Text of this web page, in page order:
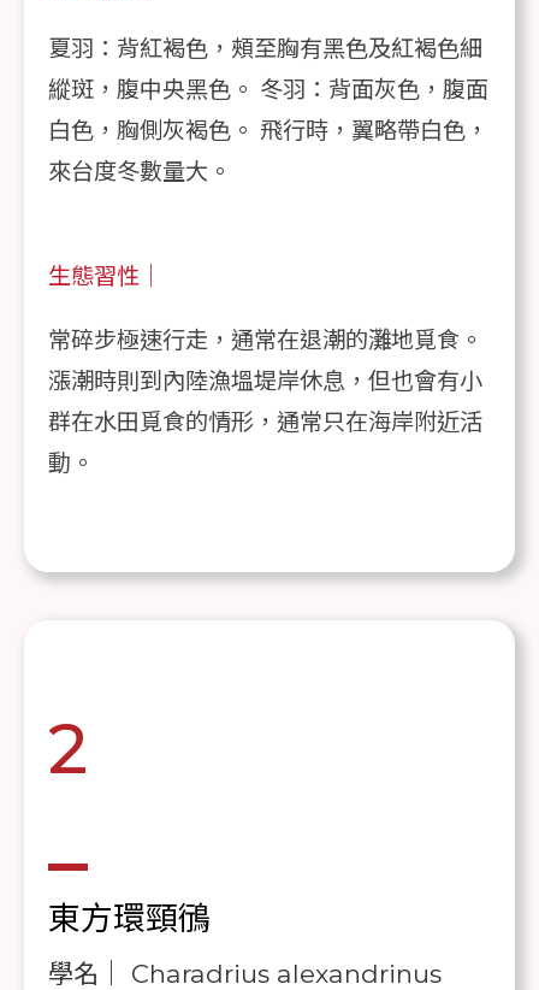
夏羽：背紅褐色，頰至胸有黑色及紅褐色細
縱斑，腹中央黑色。 冬羽：背面灰色，腹面
白色，胸側灰褐色。 飛行時，翼略帶白色，
來台度冬數量大。
生態習性｜
常碎步極速行走，通常在退潮的灘地覓食。
漲潮時則到內陸漁塭堤岸休息，但也會有小
群在水田覓食的情形，通常只在海岸附近活
動。
2
東方環頸鴴
學名｜ Charadrius alexandrinus